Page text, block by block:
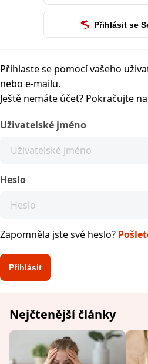
Přihlásit se
Přihlaste se pomocí vašeho
nebo e-mailu.
Ještě nemáte účet? Pokračujte
Uživatelské jméno
Heslo
Zapomněla jste své heslo?
Nejčtenější články